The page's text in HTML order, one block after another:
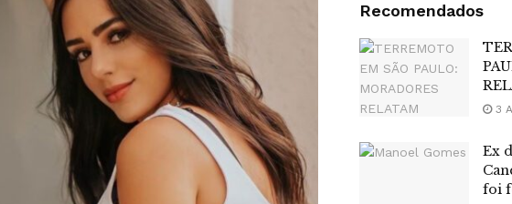
Recomendados
3
Ex
foi